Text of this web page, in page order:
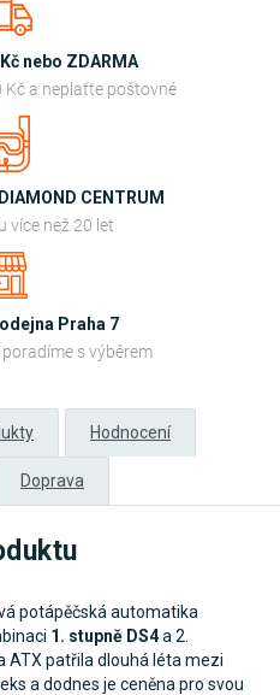
nebo ZDARMA
Kč a neplaťte poštovné
CENTRUM
více než 20 let
Praha 7
s výběrem
Hodnocení
Doprava
potápěčská automatika
1. stupně DS4a 2.
ATX patřila dlouhá léta mezi
a dodnes je ceněna pro svou